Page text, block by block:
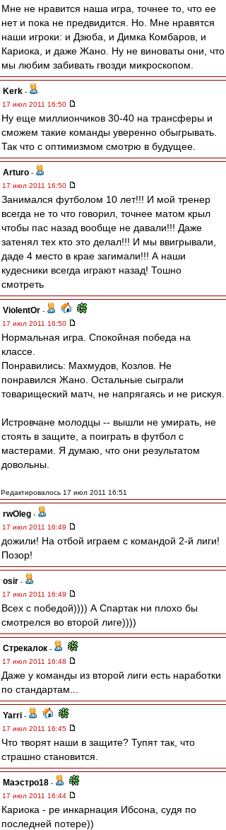
Мне не нравится наша игра, точнее то, что ее
нет и пока не предвидится. Но. Мне нравятся
наши игроки: и Дзюба, и Димка Комбаров, и
Кариока, и даже Жано. Ну не виноваты они, что
мы любим забивать гвозди микроскопом.
Kerk -
17 июл 2011 16:50
Ну еще миллиончиков 30-40 на трансферы и
сможем такие команды уверенно обыгрывать.
Так что с оптимизмом смотрю в будущее.
Arturo -
17 июл 2011 16:50
Занимался футболом 10 лет!!! И мой тренер
всегда не то что говорил, точнее матом крыл
чтобы пас назад вообще не давали!!! Даже
затенял тех кто это делал!!! И мы ввигрывали,
даде 4 место в крае загимали!!! А наши
кудесники всегда играют назад! Тошно
смотреть
ViolentOr -
17 июл 2011 16:50
Нормальная игра. Спокойная победа на
классе.
Понравились: Махмудов, Козлов. Не
понравился Жано. Остальные сыграли
товарищеский матч, не напрягаясь и не рискуя.
Истровчане молодцы -- вышли не умирать, не
стоять в защите, а поиграть в футбол с
мастерами. Я думаю, что они результатом
довольны.
Редактировалось 17 июл 2011 16:51
rwOleg -
17 июл 2011 16:49
дожили! На отбой играем с командой 2-й лиги!
Позор!
osir -
17 июл 2011 16:49
Всех с победой)))) А Спартак ни плохо бы
смотрелся во второй лиге))))
Стрекалок -
17 июл 2011 16:48
Даже у команды из второй лиги есть наработки
по стандартам...
Yarri -
17 июл 2011 16:45
Что творят наши в защите? Тупят так, что
страшно становится.
Маэстро18 -
17 июл 2011 16:44
Кариока - ре инкарнация Ибсона, судя по
последней потере))